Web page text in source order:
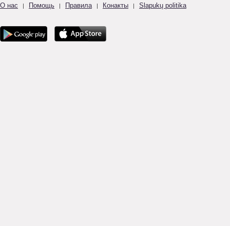
О нас | Помощь | Правила | Конакты | Slapukų politika